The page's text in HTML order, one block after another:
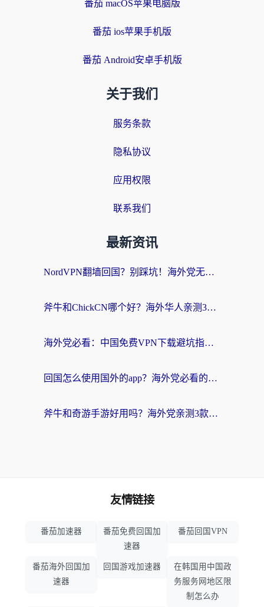
番茄 macOS苹果电脑版
番茄 ios苹果手机版
番茄 Android安卓手机版
关于我们
服务条款
隐私协议
应用权限
联系我们
最新资讯
NordVPN翻墙回国？别踩坑！海外党无缝访问国内资源的真实指南
斧牛和ChickCN哪个好？海外华人亲测3款回国加速器+免费试用攻略
海外党必看：中国免费VPN下载避坑指南 + 无缝访问国内资源的终极方案
回国怎么使用国外的app？海外党必看的无缝访问国内资源全攻略
斧牛和奇游手游好用吗？海外党亲测3款回国加速器，选对才能无缝刷国内资源
友情链接
番茄加速器
番茄免费回国加
速器
番茄回国VPN
番茄海外回国加
速器
回国游戏加速器
在韩国用中国政
务服务网地区限
制怎么办